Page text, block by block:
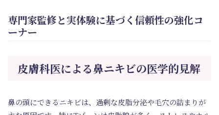
専門家監修と実体験に基づく信頼性の強化コ
ーナー
皮膚科医による鼻ニキビの医学的見解
鼻の頭にできるニキビは、過剰な皮脂分泌や毛穴の詰まりが